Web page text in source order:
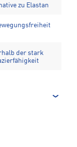
zu Elastan
der stark